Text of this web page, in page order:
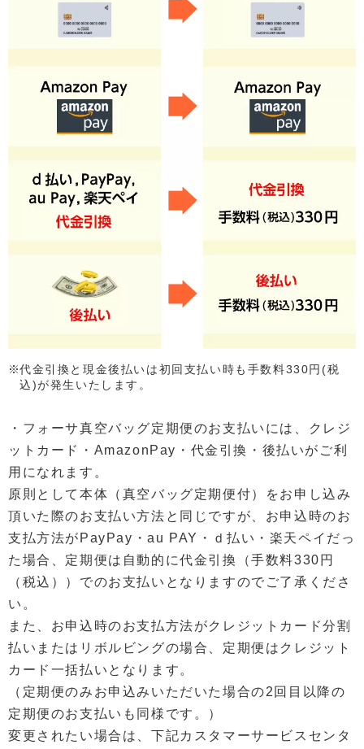
代金引換と現金後払いは初回支払い時も手数料330円(税
込)が発生いたします。
・フォーサ真空バッグ定期便のお支払いには、クレジ
ットカード・AmazonPay・代金引換・後払いがご利
用になれます。
原則として本体（真空バッグ定期便付）をお申し込み
頂いた際のお支払い方法と同じですが、お申込時のお
支払方法がPayPay・au PAY・ｄ払い・楽天ペイだっ
た場合、定期便は自動的に代金引換（手数料330円
（税込））でのお支払いとなりますのでご了承くださ
い。
また、お申込時のお支払方法がクレジットカード分割
払いまたはリボルビングの場合、定期便はクレジット
カード一括払いとなります。
（定期便のみお申込みいただいた場合の2回目以降の
定期便のお支払いも同様です。）
変更されたい場合は、下記カスタマーサービスセンタ